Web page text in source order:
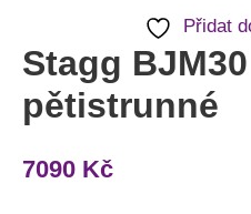
Přidat
Stagg
pětistrunné
7090 Kč